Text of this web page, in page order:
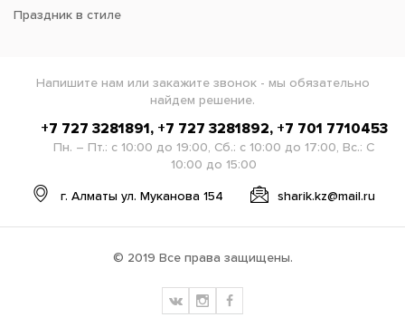
Праздник в стиле
Напишите нам или закажите звонок - мы обязательно
найдем решение.
+7 727 3281891, +7 727 3281892, +7 701 7710453
Пн. – Пт.: с 10:00 до 19:00, Сб.: с 10:00 до 17:00, Вс.: С
10:00 до 15:00
г. Алматы ул. Муканова 154 sharik.kz@mail.ru
© 2019 Все права защищены.